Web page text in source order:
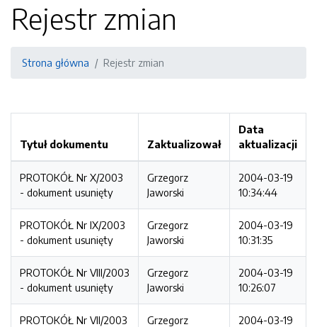
Rejestr zmian
Strona główna Rejestr zmian
Tytuł dokumentu Zaktualizował
Data
aktualizacji
PROTOKÓŁ Nr X/2003
- dokument usunięty
Grzegorz
Jaworski
2004-03-19
10:34:44
PROTOKÓŁ Nr IX/2003
- dokument usunięty
Grzegorz
Jaworski
2004-03-19
10:31:35
PROTOKÓŁ Nr VIII/2003
- dokument usunięty
Grzegorz
Jaworski
2004-03-19
10:26:07
PROTOKÓŁ Nr VII/2003
Grzegorz
2004-03-19